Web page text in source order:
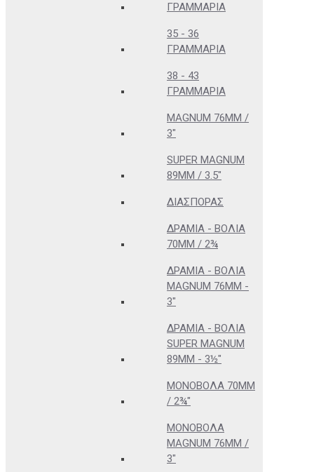
ΓΡΑΜΜΆΡΙΑ
35 - 36
ΓΡΑΜΜΆΡΙΑ
38 - 43
ΓΡΑΜΜΆΡΙΑ
MAGNUM 76MM /
3"
SUPER MAGNUM
89MM / 3.5"
ΔΙΑΣΠΟΡΆΣ
ΔΡΆΜΙΑ - ΒΌΛΙΑ
70MM / 2¾
ΔΡΆΜΙΑ - ΒΌΛΙΑ
MAGNUM 76MM -
3"
ΔΡΆΜΙΑ - ΒΌΛΙΑ
SUPER MAGNUM
89MM - 3½"
ΜΟΝΌΒΟΛΑ 70MM
/ 2¾"
ΜΟΝΌΒΟΛΑ
MAGNUM 76MM /
3"